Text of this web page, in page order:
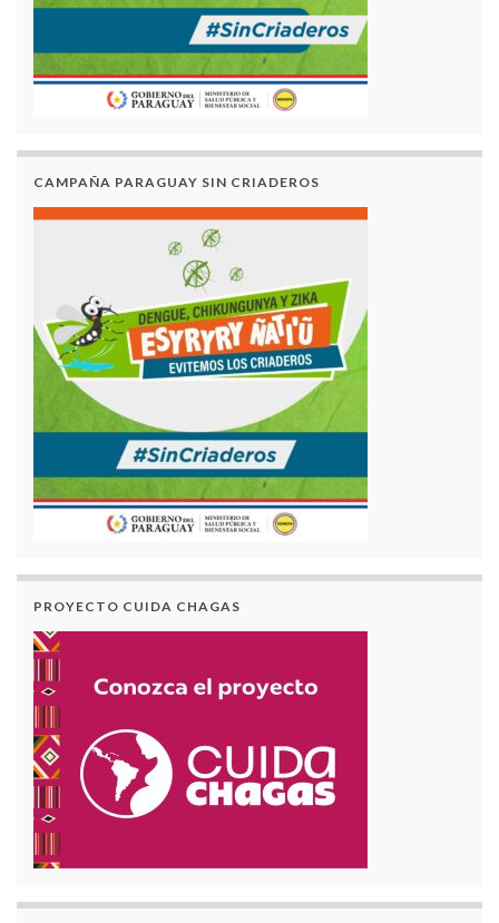
CAMPAÑA PARAGUAY SIN CRIADEROS
PROYECTO CUIDA CHAGAS